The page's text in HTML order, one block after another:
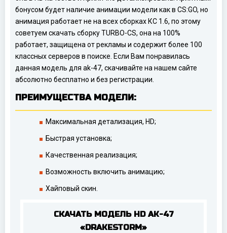
бонусом будет наличие анимации модели как в CS:GO, но
анимация работает не на всех сборках КС 1.6, по этому
советуем скачать сборку TURBO-CS, она на 100%
работает, защищена от рекламы и содержит более 100
классных серверов в поиске. Если Вам понравилась
данная модель для ak-47, скачивайте на нашем сайте
абсолютно бесплатно и без регистрации.
ПРЕИМУЩЕСТВА МОДЕЛИ:
Максимальная детализация, HD;
Быстрая установка;
Качественная реализация;
Возможность включить анимацию;
Хайповый скин.
СКАЧАТЬ МОДЕЛЬ HD AK-47
«DRAKESTORM»